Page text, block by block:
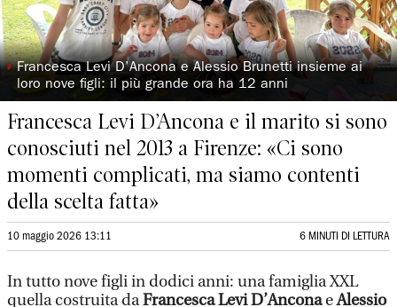
◗Francesca Levi D’Ancona e Alessio Brunetti insieme ai
loro nove figli: il più grande ora ha 12 anni
Francesca Levi D’Ancona e il marito si sono
conosciuti nel 2013 a Firenze: «Ci sono
momenti complicati, ma siamo contenti
della scelta fatta»
10 maggio 2026 13:11 6 MINUTI DI LETTURA
In tutto nove figli in dodici anni: una famiglia XXL
quella costruita daFrancesca Levi D’AnconaeAlessio